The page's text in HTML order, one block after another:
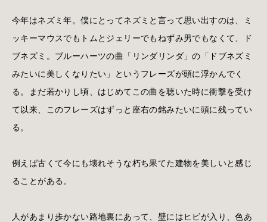
今年はネズミ年。僕にとってネズミと言って思い出すのは、ミ
ッキーマウスでもトムとジェリーでもねずみ男でもなくて、ド
ブネズミ。ブルーハーツの曲「リンダリンダ」の「ドブネズミ
みたいに美しくなりたい」というフレーズが頭に浮かんでく
る。まだ若かりし頃、はじめてこの曲を聴いた時に衝撃を受け
て以来、このフレーズはずっと座右の銘みたいに頭に残ってい
る。
例えば古くて今にも壊れそうな朽ち果てた建物を美しいと感じ
ることがある。
人があまり歩かない路地裏にあって、壁にはヒビが入り、色あ